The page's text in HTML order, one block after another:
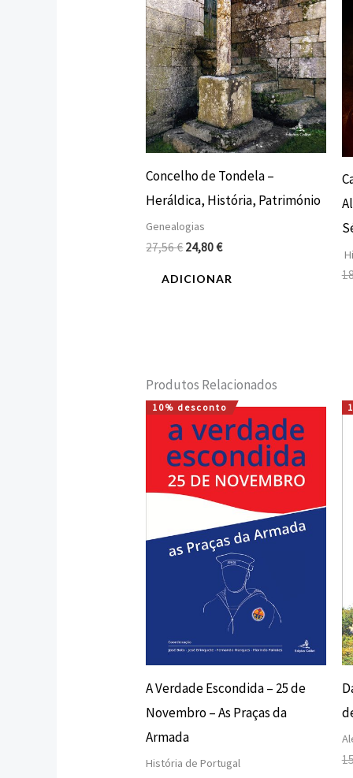
Concelho de Tondela –
Heráldica, História, Património
Genealogias
27,56€24,80€
ADICIONAR
Produtos Relacionados
10% desconto
A Verdade Escondida – 25 de
Novembro – As Praças da
Armada
História de Portugal
O
preço
original
era:
12,00 €.
O
preço
atual
é:
10,80 €.